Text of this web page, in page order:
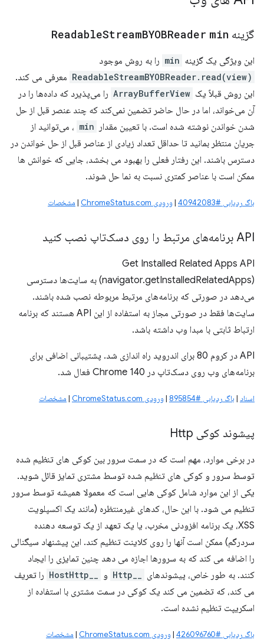
گزینه ReadableStreamBYOBReader min
این ویژگی یک گزینه min را به روش موجود
ReadableStreamBYOBReader.read(view) معرفی می کند.
این روش قبلاً یک ArrayBufferView را می‌پذیرد که داده‌ها را در
آن می‌خواند، اما در حال حاضر تضمین نمی‌کند که چند عنصر قبل از حل
شدن خواندن نوشته شده است. با تعیین مقدار
min ، می‌توانید از
جریان منتظر بمانید تا حداقل تعداد زیادی از عناصر قبل از حل خواندن در
دسترس باشند. این رفتار فعلی را بهبود می بخشد، جایی که خوانش ها
ممکن است با عناصر کمتری نسبت به نما حل شوند.
باگ ردیابی #40942083 |ورودی ChromeStatus.com | مشخصات
API برنامه‌های مرتبط را روی دسک‌تاپ نصب کنید
Get Installed Related Apps API
(navigator.getInstalledRelatedApps) به سایت‌ها دسترسی
می‌دهد در صورتی که برنامه‌های مرتبط مربوطه نصب شده باشند.
سایت‌ها فقط در صورتی مجاز به استفاده از این API هستند که برنامه
ارتباط ثابتی با مبدا وب داشته باشد.
API در کروم 80 برای اندروید راه اندازی شد. پشتیبانی اضافی برای
برنامه‌های وب روی دسک‌تاپ در Chrome 140 فعال شد.
اسناد | باگ ردیابی #895854 |ورودی ChromeStatus.com | مشخصات
پیشوند کوکی Http
در برخی موارد، مهم است که در سمت سرور بین کوکی های تنظیم شده
توسط سرور و کوکی های تنظیم شده توسط مشتری تمایز قائل شوید.
یکی از این موارد شامل کوکی هایی است که معمولا همیشه توسط سرور
تنظیم می شود. با این حال، کدهای غیرمنتظره (مانند یک اکسپلویت
XSS، یک برنامه افزودنی مخرب، یا یک تعهد از یک توسعه دهنده
سردرگم) ممکن است آنها را روی کلاینت تنظیم کند. این پیشنهاد سیگنالی
را اضافه می کند که به سرورها اجازه می دهد چنین تمایزی را ایجاد
کنند. به طور خاص، پیشوندهای
و
را تعریف
می کند، که تضمین می کند یک کوکی در سمت مشتری با استفاده از
اسکریپت تنظیم نشده است.
باگ ردیابی #426096760 |ورودی ChromeStatus.com | مشخصات